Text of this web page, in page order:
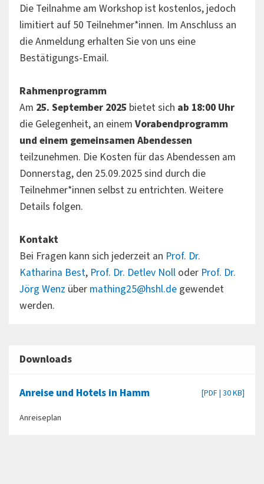
Die Teilnahme am Workshop ist kostenlos, jedoch
limitiert auf 50 Teilnehmer*innen. Im Anschluss an
die Anmeldung erhalten Sie von uns eine
Bestätigungs-Email.
Rahmenprogramm
Am 25. September 2025 bietet sich ab 18:00 Uhr
die Gelegenheit, an einem Vorabendprogramm
und einem gemeinsamen Abendessen
teilzunehmen. Die Kosten für das Abendessen am
Donnerstag, den 25.09.2025 sind durch die
Teilnehmer*innen selbst zu entrichten. Weitere
Details folgen.
Kontakt
Bei Fragen kann sich jederzeit an Prof. Dr.
Katharina Best, Prof. Dr. Detlev Nolloder Prof. Dr.
Jörg Wenz über mathing25@hshl.degewendet
werden.
Downloads
Anreise und Hotels in Hamm [PDF | 30 KB]
Anreiseplan